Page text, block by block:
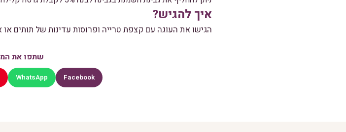
איך להגיש?
הגישו את העוגה עם קצפת טרייה ופרוסות עדינות של תותים
שתפו את
Facebook
WhatsApp